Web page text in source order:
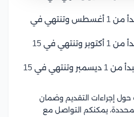
المرحلة الثانية: تبدأ من 1 أغسطس وتنتهي في
المرحلة الثالثة: تبدأ من 1 أكتوبر وتنتهي في 15
المرحلة الرابعة: تبدأ من 1 ديسمبر وتنتهي في 15
إجراءات التقديم وضمان
يمكنكم التواصل مع